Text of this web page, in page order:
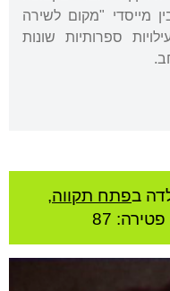
מייסדי "מקום לשירה
לפעילויות ספרותיות שונות
בפתח תקווה,
פטירה: 87